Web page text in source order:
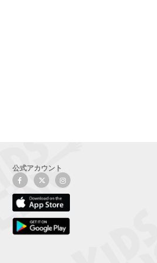
公式アカウント